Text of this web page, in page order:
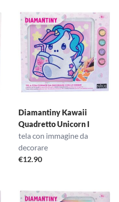
Diamantiny Kawaii
Quadretto Unicorn I
tela con immagine da
decorare
€12.90